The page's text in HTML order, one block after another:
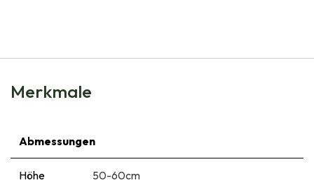
Merkmale
Abmessungen
Höhe 50-60cm